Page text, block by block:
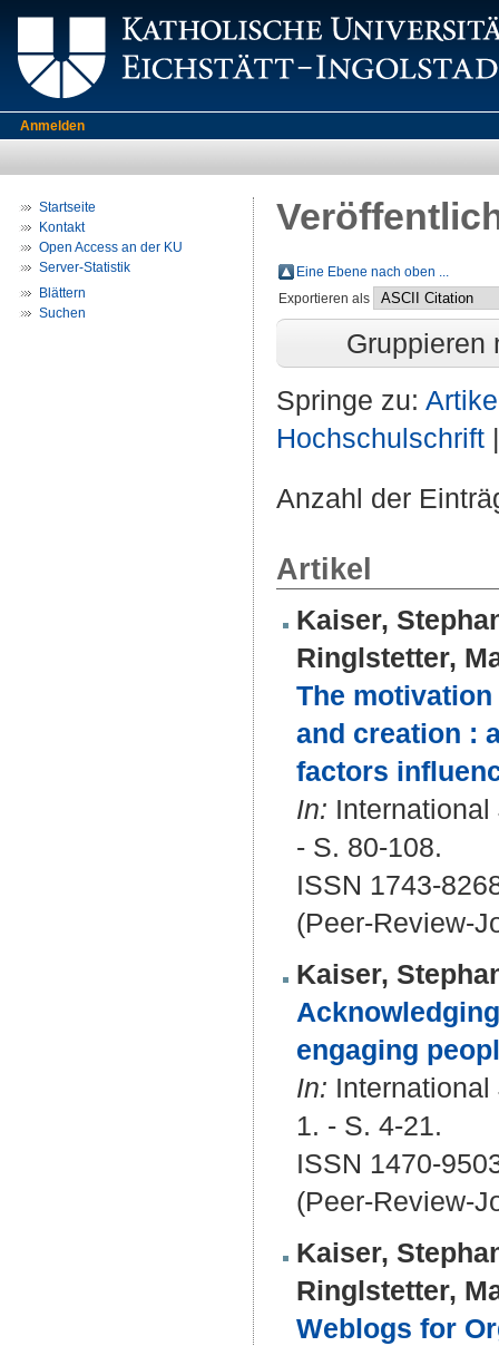
Anmelden
Startseite
Kontakt
Open Access an der KU
Server-Statistik
Blättern
Suchen
Eine Ebene nach oben ...
Exportieren als
Gruppieren
Springe zu:
Hochschulschrift
Anzahl der
Artikel
Kaiser,
Ringlstetter,
The
and creation :
factors
In:
- S. 80-108.
ISSN 1743-
(Peer-Review-
Kaiser,
engaging
In:
1. - S. 4-21.
ISSN 1470-
(Peer-Review-
Kaiser,
Ringlstetter,
Weblogs for